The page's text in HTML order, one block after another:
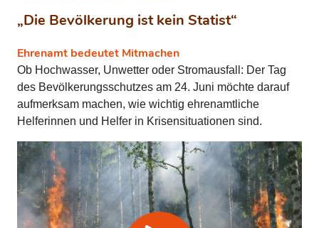
„Die Bevölkerung ist kein Statist“
Ehrenamt bedeutet Mitmachen
Ob Hochwasser, Unwetter oder Stromausfall: Der Tag
des Bevölkerungsschutzes am 24. Juni möchte darauf
aufmerksam machen, wie wichtig ehrenamtliche
Helferinnen und Helfer in Krisensituationen sind.